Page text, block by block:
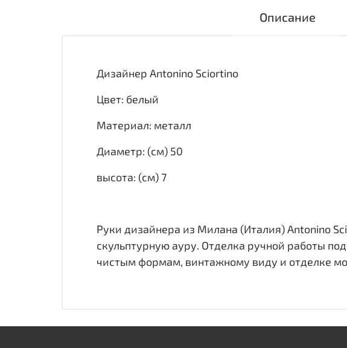
Описание
Дизайнер Antonino Sciortino
Цвет: белый
Материал: металл
Диаметр: (см) 50
высота: (см) 7
Руки дизайнера из Милана (Италия) Antonino
скульптурную ауру. Отделка ручной работы
чистым формам, винтажному виду и отделке